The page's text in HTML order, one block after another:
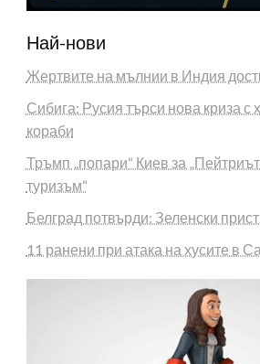
Най-нови
Жертвите на мълнии в Индия
Сибига: Русия търси нова криза с
кораби
Тръмп „попари“ Киев за
туризъм“
Белград потвърди: Зеленски
11 ранени при атака на хусите в